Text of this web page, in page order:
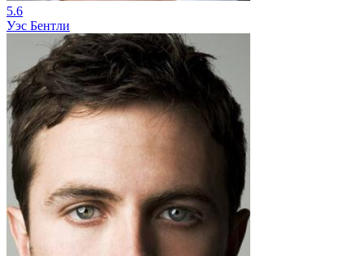
5.6
Уэс Бентли